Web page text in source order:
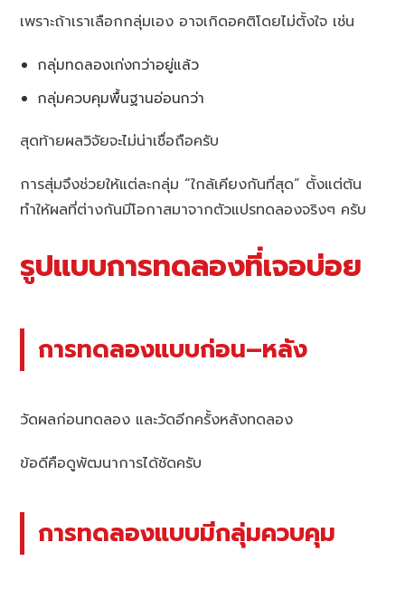
เพราะถ้าเราเลือกกลุ่มเอง อาจเกิดอคติโดยไม่ตั้งใจ เช่น
กลุ่มทดลองเก่งกว่าอยู่แล้ว
กลุ่มควบคุมพื้นฐานอ่อนกว่า
สุดท้ายผลวิจัยจะไม่น่าเชื่อถือครับ
การสุ่มจึงช่วยให้แต่ละกลุ่ม “ใกล้เคียงกันที่สุด” ตั้งแต่ต้น
ทำให้ผลที่ต่างกันมีโอกาสมาจากตัวแปรทดลองจริงๆ ครับ
รูปแบบการทดลองที่เจอบ่อย
การทดลองแบบก่อน–หลัง
วัดผลก่อนทดลอง และวัดอีกครั้งหลังทดลอง
ข้อดีคือดูพัฒนาการได้ชัดครับ
การทดลองแบบมีกลุ่มควบคุม